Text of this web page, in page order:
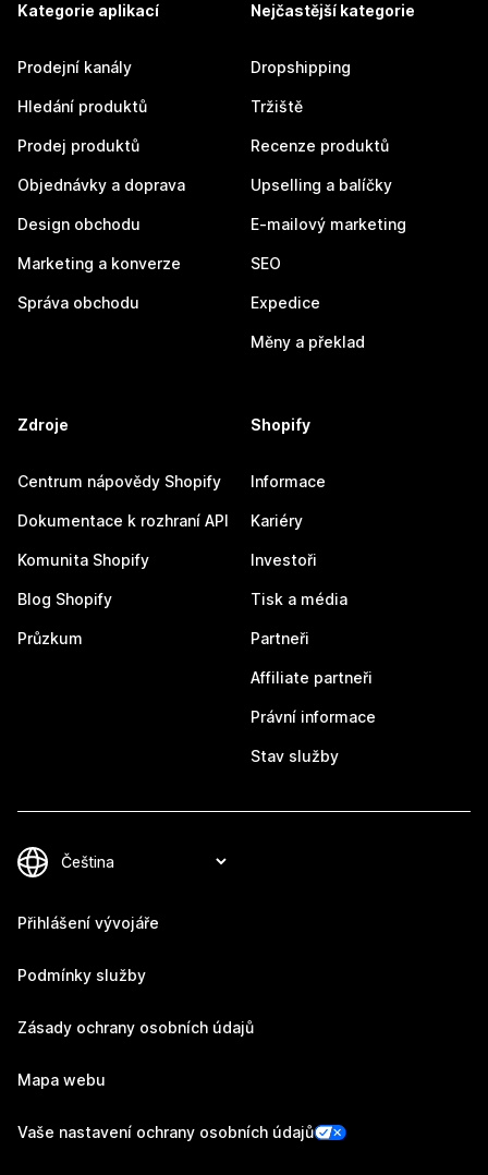
Kategorie aplikací
Prodejní kanály
Hledání produktů
Prodej produktů
Objednávky a doprava
Design obchodu
Marketing a konverze
Správa obchodu
Nejčastější kategorie
Dropshipping
Tržiště
Recenze produktů
Upselling a balíčky
E-mailový marketing
SEO
Expedice
Měny a překlad
Zdroje
Centrum nápovědy Shopify
Dokumentace k rozhraní API
Komunita Shopify
Blog Shopify
Průzkum
Shopify
Informace
Kariéry
Investoři
Tisk a média
Partneři
Affiliate partneři
Právní informace
Stav služby
Přihlášení vývojáře
Podmínky služby
Zásady ochrany osobních údajů
Mapa webu
Vaše nastavení ochrany osobních údajů